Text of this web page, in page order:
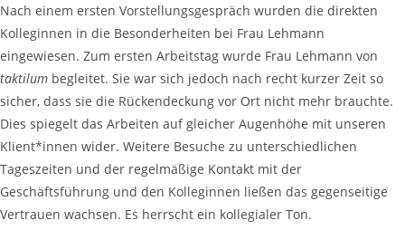
Nach einem ersten Vorstellungsgespräch wurden die direkten
Kolleginnen in die Besonderheiten bei Frau Lehmann
eingewiesen. Zum ersten Arbeitstag wurde Frau Lehmann von
taktilum begleitet. Sie war sich jedoch nach recht kurzer Zeit so
sicher, dass sie die Rückendeckung vor Ort nicht mehr brauchte.
Dies spiegelt das Arbeiten auf gleicher Augenhöhe mit unseren
Klient*innen wider. Weitere Besuche zu unterschiedlichen
Tageszeiten und der regelmäßige Kontakt mit der
Geschäftsführung und den Kolleginnen ließen das gegenseitige
Vertrauen wachsen. Es herrscht ein kollegialer Ton.